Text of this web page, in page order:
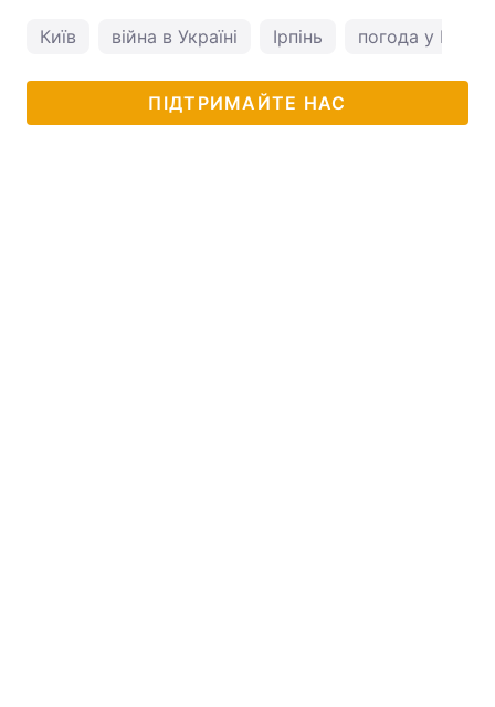
Київ війна в Україні Ірпінь погода у Києві
ПІДТРИМАЙТЕ НАС